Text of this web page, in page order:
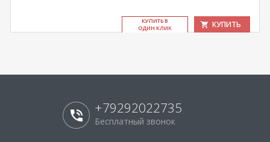
КУ­ПИТЬ В
ОДИН КЛИК
КУПИТЬ
+79292022735
Бесплатный звонок